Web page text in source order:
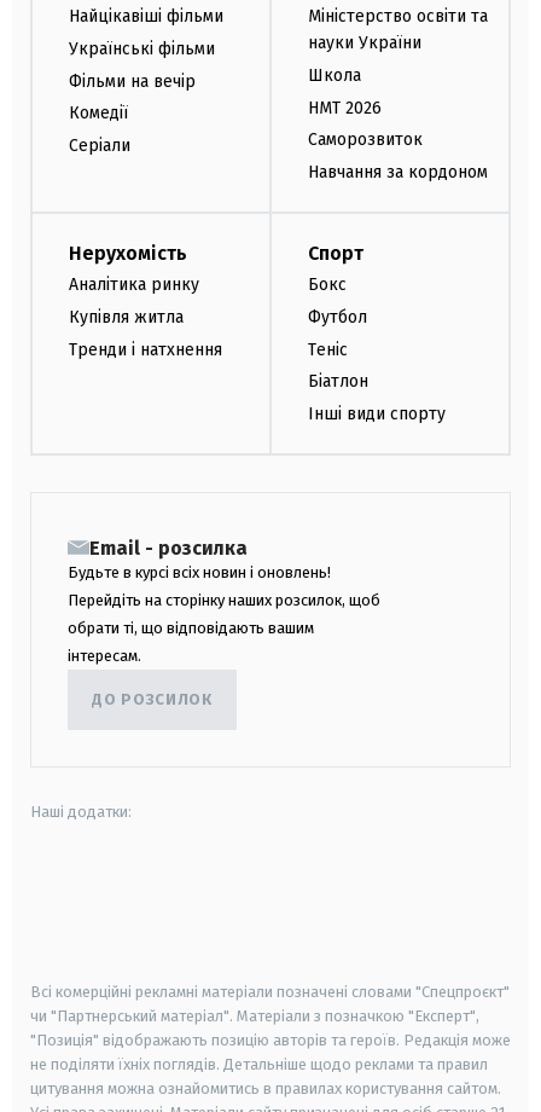
Найцікавіші фільми
Українські фільми
Фільми на вечір
Комедії
Серіали
Міністерство освіти та
науки України
Школа
НМТ 2026
Саморозвиток
Навчання за кордоном
Нерухомість
Аналітика ринку
Купівля житла
Тренди і натхнення
Спорт
Бокс
Футбол
Теніс
Біатлон
Інші види спорту
Email - розсилка
Будьте в курсі всіх новин і оновлень!
Перейдіть на сторінку наших розсилок, щоб
обрати ті, що відповідають вашим
інтересам.
ДО РОЗСИЛОК
Наші додатки:
Всі комерційні рекламні матеріали позначені словами "Спецпроєкт"
чи "Партнерський матеріал". Матеріали з позначкою "Експерт",
"Позиція" відображають позицію авторів та героїв. Редакція може
не поділяти їхніх поглядів. Детальніше щодо реклами та правил
цитування можна ознайомитись в правилах користування сайтом.